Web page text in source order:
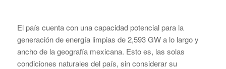
El país cuenta con una capacidad potencial para la
generación de energía limpias de 2,593 GW a lo largo y
ancho de la geografía mexicana. Esto es, las solas
condiciones naturales del país, sin considerar su